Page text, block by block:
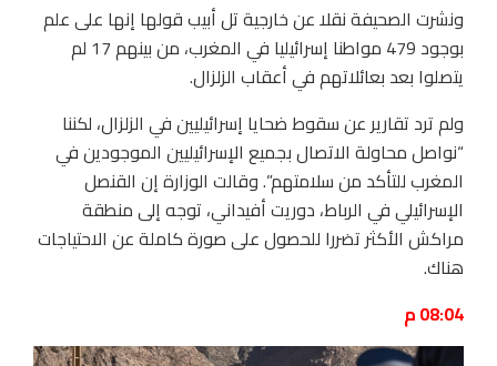
ونشرت الصحيفة نقلا عن خارجية تل أبيب قولها إنها على علم
بوجود 479 مواطنا إسرائيليا في المغرب، من بينهم 17 لم
يتصلوا بعد بعائلاتهم في أعقاب الزلزال.
ولم ترد تقارير عن سقوط ضحايا إسرائيليين في الزلزال، لكننا
“نواصل محاولة الاتصال بجميع الإسرائيليين الموجودين في
المغرب للتأكد من سلامتهم”. وقالت الوزارة إن القنصل
الإسرائيلي في الرباط، دوريت أفيداني، توجه إلى منطقة
مراكش الأكثر تضررا للحصول على صورة كاملة عن الاحتياجات
هناك.
08:04 م